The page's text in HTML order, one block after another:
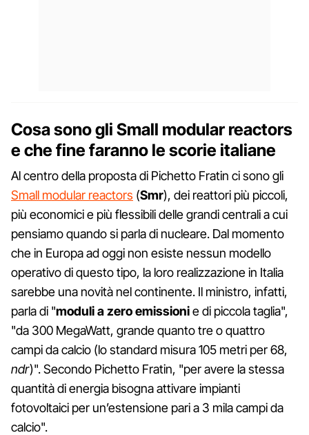
Cosa sono gli Small modular reactors
e che fine faranno le scorie italiane
Al centro della proposta di Pichetto Fratin ci sono gli
Small modular reactors (Smr), dei reattori più piccoli,
più economici e più flessibili delle grandi centrali a cui
pensiamo quando si parla di nucleare. Dal momento
che in Europa ad oggi non esiste nessun modello
operativo di questo tipo, la loro realizzazione in Italia
sarebbe una novità nel continente. Il ministro, infatti,
parla di "moduli a zero emissionie di piccola taglia",
"da 300 MegaWatt, grande quanto tre o quattro
campi da calcio (lo standard misura 105 metri per 68,
ndr)". Secondo Pichetto Fratin, "per avere la stessa
quantità di energia bisogna attivare impianti
fotovoltaici per un’estensione pari a 3 mila campi da
calcio".